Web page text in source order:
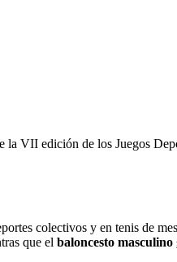
la VII edición de los Juegos
colectivos y en tenis de
que el baloncesto